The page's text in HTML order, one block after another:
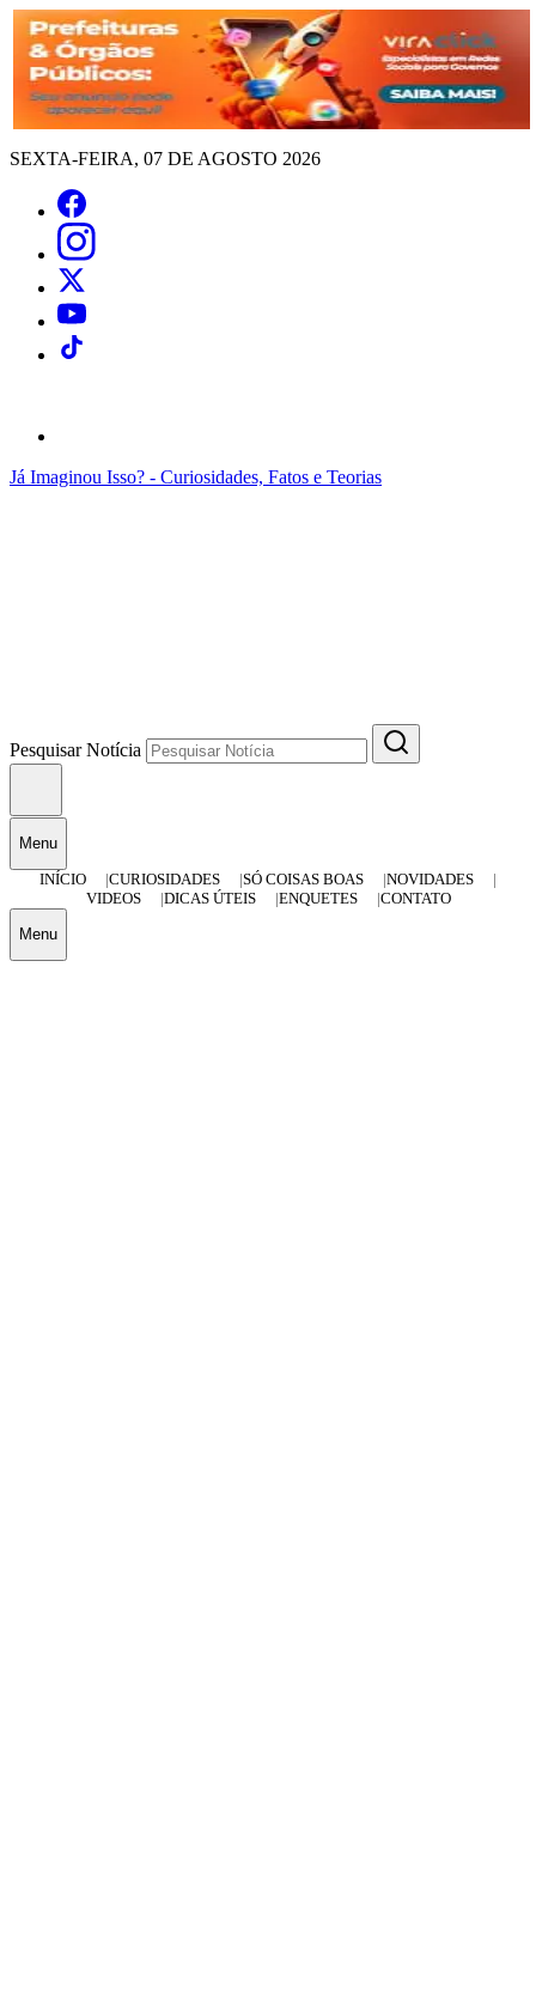
SEXTA-FEIRA, 07 DE AGOSTO 2026
Já Imaginou Isso? - Curiosidades, Fatos e Teorias
Pesquisar Notícia
Menu
INÍCIO
CURIOSIDADES SÓ COISAS BOAS
NOVIDADES
VIDEOS
DICAS ÚTEIS ENQUETES CONTATO
Menu